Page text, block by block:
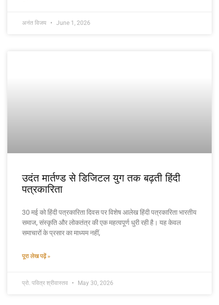
अनंत विजय June 1, 2026
उदंत मार्तण्ड से डिजिटल युग तक बढ़ती हिंदी
पत्रकारिता
30 मई को हिंदी पत्रकारिता दिवस पर विशेष आलेख हिंदी पत्रकारिता भारतीय
समाज, संस्कृति और लोकतंत्र की एक महत्वपूर्ण धुरी रही है। यह केवल
समाचारों के प्रसार का माध्यम नहीं,
पूरा लेख पढ़ें »
प्रो. पवित्र श्रीवास्तव May 30, 2026